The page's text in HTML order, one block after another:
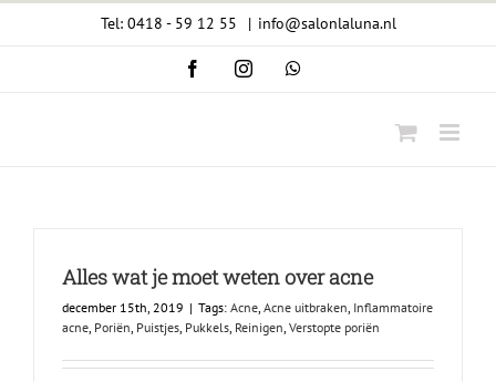
Tel: 0418 - 59 12 55 | info@salonlaluna.nl
FacebookInstagramWhatsApp
Alles wat je moet weten over acne
december 15th, 2019 | Tags: Acne Acne uitbraken Inflammatoire
acne Poriën Puistjes Pukkels Reinigen Verstopte poriën